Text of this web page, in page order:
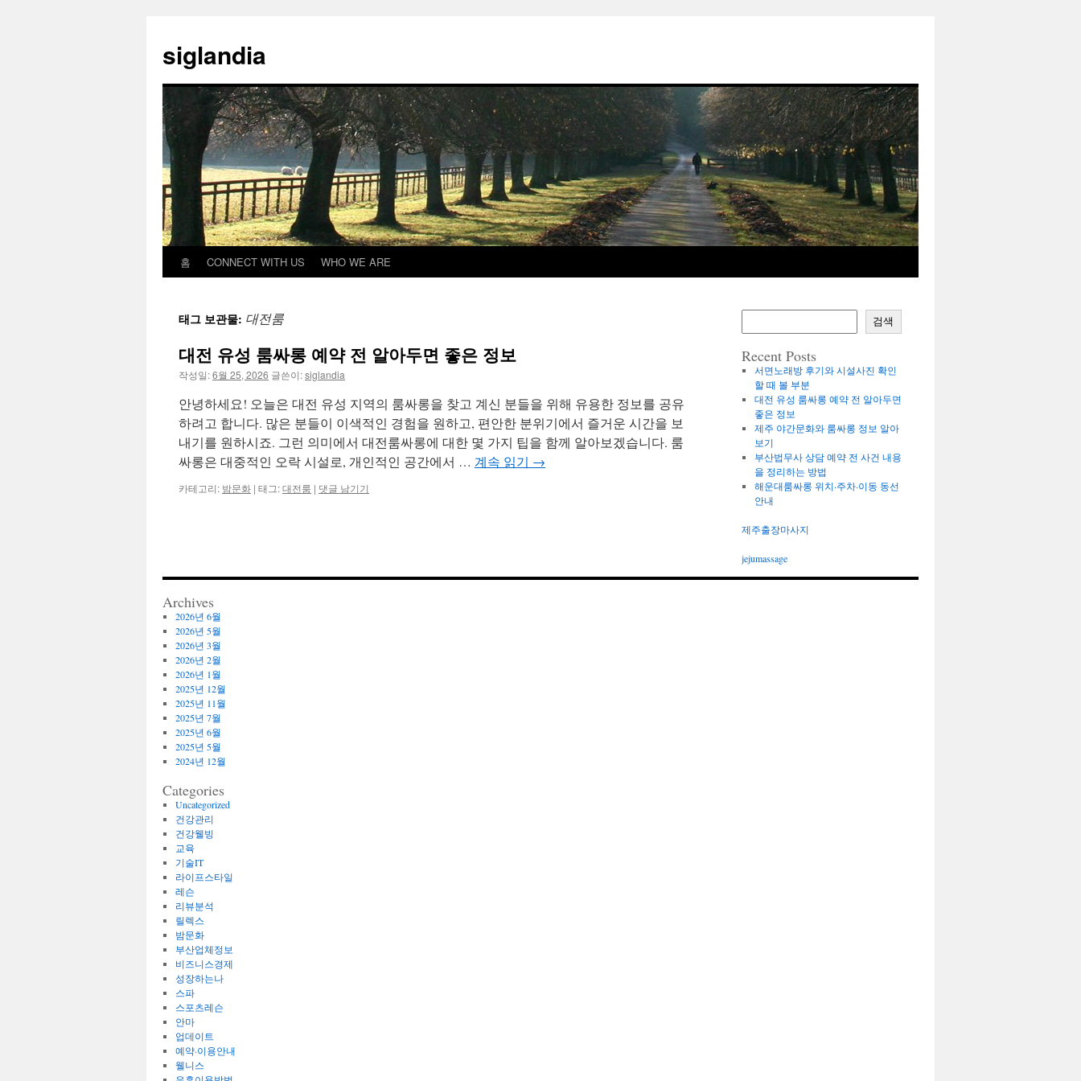
츠
로
뛰
기
siglandia
홈 CONNECT WITH US WHO WE ARE
태그 보관물: 대전룸
대전 유성 룸싸롱 예약 전 알아두면 좋은 정보
작성일:6월 25, 2026 글쓴이:siglandia
안녕하세요! 오늘은 대전 유성 지역의 룸싸롱을 찾고 계신 분들을 위해 유용한 정보를 공유
하려고 합니다. 많은 분들이 이색적인 경험을 원하고, 편안한 분위기에서 즐거운 시간을 보
내기를 원하시죠. 그런 의미에서 대전룸싸롱에 대한 몇 가지 팁을 함께 알아보겠습니다. 룸
싸롱은 대중적인 오락 시설로, 개인적인 공간에서 … 계속 읽기 →
카테고리: 밤문화 | 태그:대전룸 | 댓글 남기기
검색
Recent Posts
서면노래방 후기와 시설사진 확인
할 때 볼 부분
대전 유성 룸싸롱 예약 전 알아두면
좋은 정보
제주 야간문화와 룸싸롱 정보 알아
보기
부산법무사 상담 예약 전 사건 내용
을 정리하는 방법
해운대룸싸롱 위치·주차·이동 동선
안내
제주출장마사지
jejumassage
Archives
2026년 6월
2026년 5월
2026년 3월
2026년 2월
2026년 1월
2025년 12월
2025년 11월
2025년 7월
2025년 6월
2025년 5월
2024년 12월
Categories
Uncategorized
건강관리
건강웰빙
교육
기술IT
라이프스타일
레슨
리뷰분석
릴렉스
밤문화
부산업체정보
비즈니스경제
성장하는나
스파
스포츠레슨
안마
업데이트
예약·이용안내
웰니스